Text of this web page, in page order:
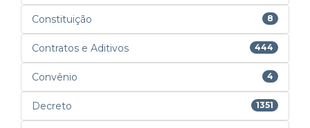
Constituição 8
Contratos e Aditivos 444
Convênio 4
Decreto 1351